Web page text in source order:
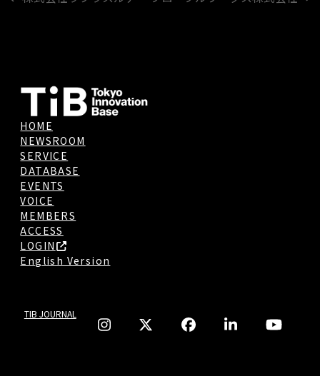
previous
next
HOME
NEWSROOM
SERVICE
DATABASE
EVENTS
VOICE
MEMBERS
ACCESS
LOGIN
English Version
TIB JOURNAL